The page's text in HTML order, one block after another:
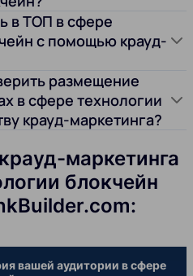
в ТОП в сфере
с помощью крауд-
размещение
в сфере технологии
крауд-маркетинга?
маркетинга
блокчейн
вашей аудитории в сфере